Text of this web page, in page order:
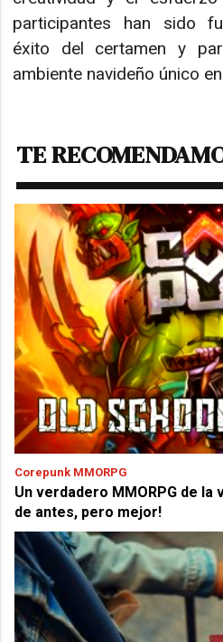
participantes han sido
éxito del certamen y
ambiente navideño único
TE
Corepunk MMORPG
Un verdadero MMORPG de la
de antes, pero mejor!